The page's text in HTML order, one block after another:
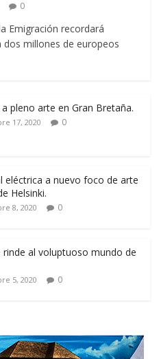
0
Emigración recordará
millones de europeos
pleno arte en Gran Bretaña.
17, 2020 0
eléctrica a nuevo foco de arte
Helsinki.
8, 2020 0
rinde al voluptuoso mundo de
5, 2020 0